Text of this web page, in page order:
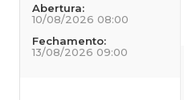
Abertura:
10/08/2026 08:00
Fechamento:
13/08/2026 09:00